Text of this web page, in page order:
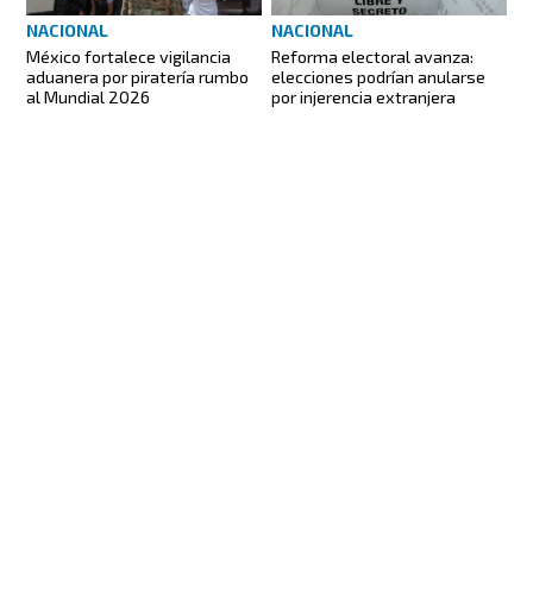
NACIONAL
México fortalece vigilancia
aduanera por piratería rumbo
al Mundial 2026
NACIONAL
Reforma electoral avanza:
elecciones podrían anularse
por injerencia extranjera